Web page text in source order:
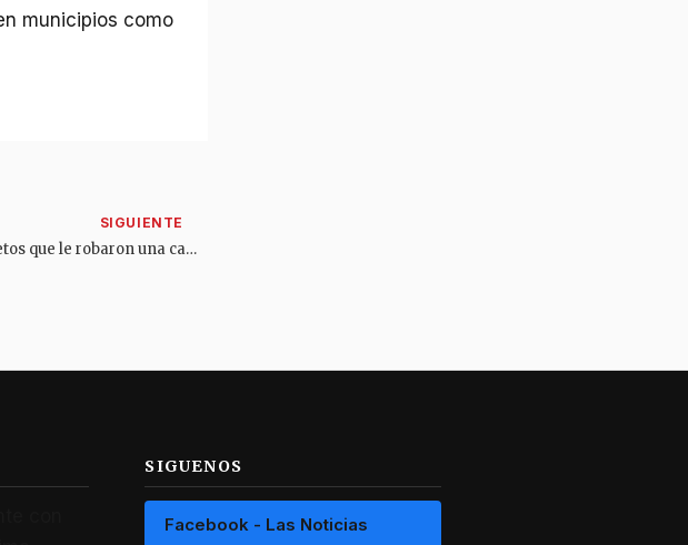
municipios como
Capturados dos sujetos que le robaron una cadena a una mujer en Alvarado y huyeron hacia Ibagué
SIGUENOS
Facebook - Las Noticias